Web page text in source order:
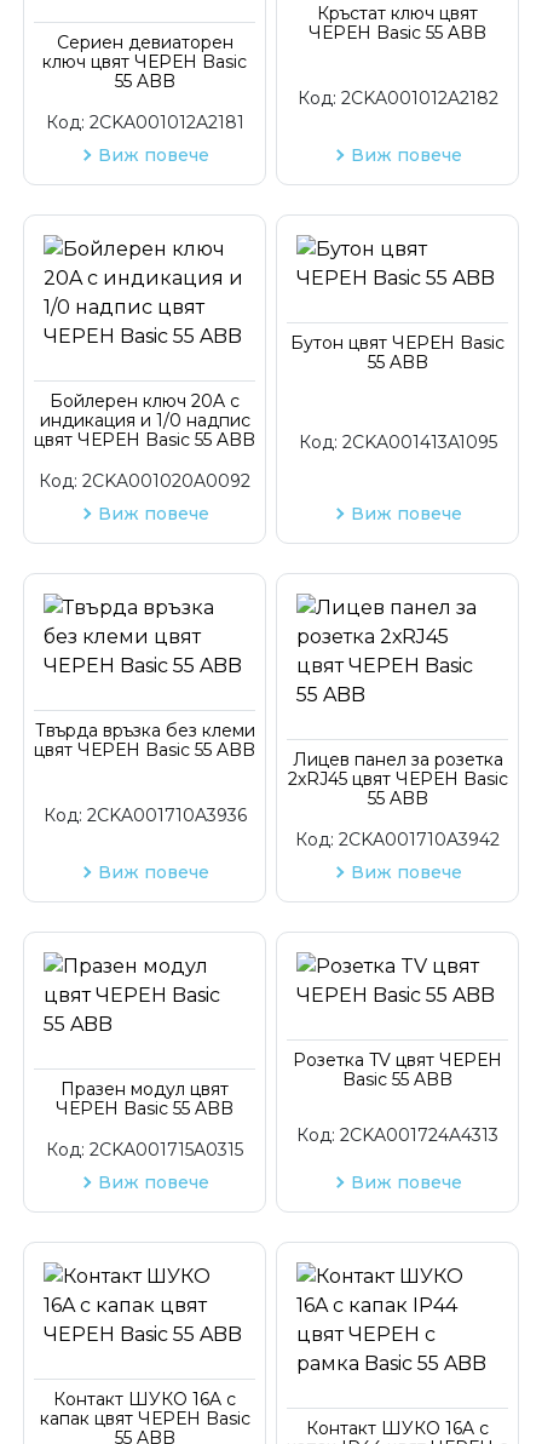
Сериен девиаторен
ключ цвят ЧЕРЕН Basic
55 ABB
Код: 2CKA001012A2181
Виж повече
Кръстат ключ цвят
ЧЕРЕН Basic 55 ABB
Код: 2CKA001012A2182
Виж повече
Бойлерен ключ 20A с
индикация и 1/0 надпис
цвят ЧЕРЕН Basic 55 ABB
Код: 2CKA001020A0092
Виж повече
Бутон цвят ЧЕРЕН Basic
55 ABB
Код: 2CKA001413A1095
Виж повече
Твърда връзка без клеми
цвят ЧЕРЕН Basic 55 ABB
Код: 2CKA001710A3936
Виж повече
Лицев панел за розетка
2хRJ45 цвят ЧЕРЕН Basic
55 ABB
Код: 2CKA001710A3942
Виж повече
Празен модул цвят
ЧЕРЕН Basic 55 ABB
Код: 2CKA001715A0315
Виж повече
Розетка TV цвят ЧЕРЕН
Basic 55 ABB
Код: 2CKA001724A4313
Виж повече
Контакт ШУКО 16A с
капак цвят ЧЕРЕН Basic
55 ABB
Контакт ШУКО 16A с